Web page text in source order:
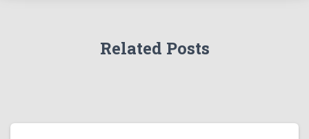
Related Posts